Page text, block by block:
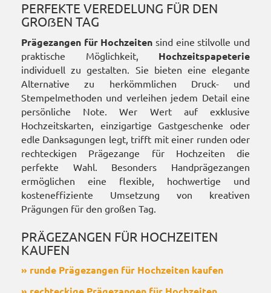
PERFEKTE VEREDELUNG FÜR DEN
GROẞEN TAG
Prägezangen für Hochzeiten sind eine stilvolle und
praktische Möglichkeit, Hochzeitspapeterie
individuell zu gestalten. Sie bieten eine elegante
Alternative zu herkömmlichen Druck- und
Stempelmethoden und verleihen jedem Detail eine
persönliche Note. Wer Wert auf exklusive
Hochzeitskarten, einzigartige Gastgeschenke oder
edle Danksagungen legt, trifft mit einer runden oder
rechteckigen Prägezange für Hochzeiten die
perfekte Wahl. Besonders Handprägezangen
ermöglichen eine flexible, hochwertige und
kosteneffiziente Umsetzung von kreativen
Prägungen für den großen Tag.
PRÄGEZANGEN FÜR HOCHZEITEN
KAUFEN
» runde Prägezangen für Hochzeiten kaufen